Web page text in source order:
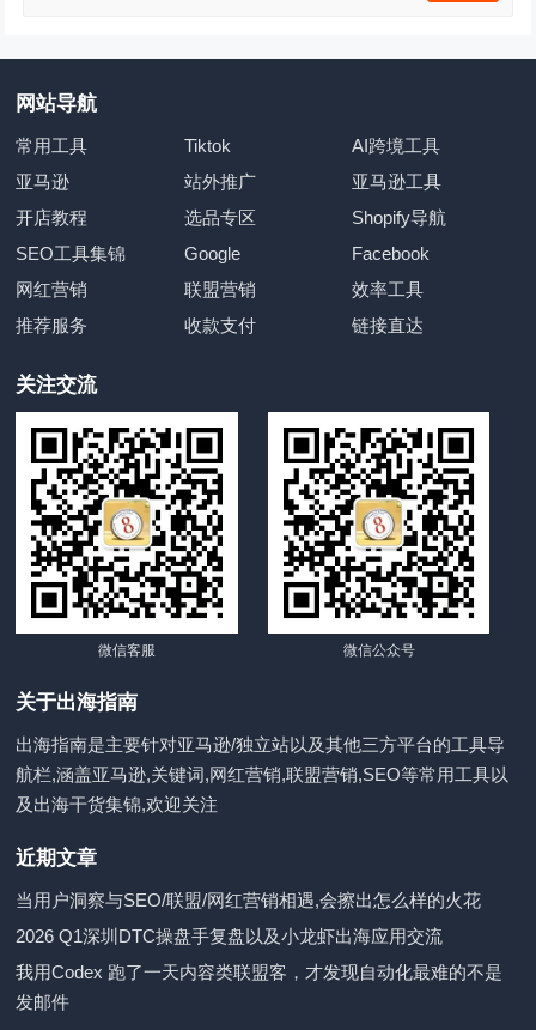
网站导航
常用工具 Tiktok
AI跨境工具
亚马逊
站外推广
亚马逊工具
开店教程
选品专区
Shopify导航
SEO工具集锦
Google
Facebook
网红营销
联盟营销
效率工具
推荐服务
收款支付 链接直达
关注交流
微信客服 微信公众号
关于出海指南
出海指南是主要针对亚马逊/独立站以及其他三方平台的工具导
航栏,涵盖亚马逊,关键词,网红营销,联盟营销,SEO等常用工具以
及出海干货集锦,欢迎关注
近期文章
当用户洞察与SEO/联盟/网红营销相遇,会擦出怎么样的火花
2026 Q1深圳DTC操盘手复盘以及小龙虾出海应用交流
我用Codex 跑了一天内容类联盟客，才发现自动化最难的不是
发邮件